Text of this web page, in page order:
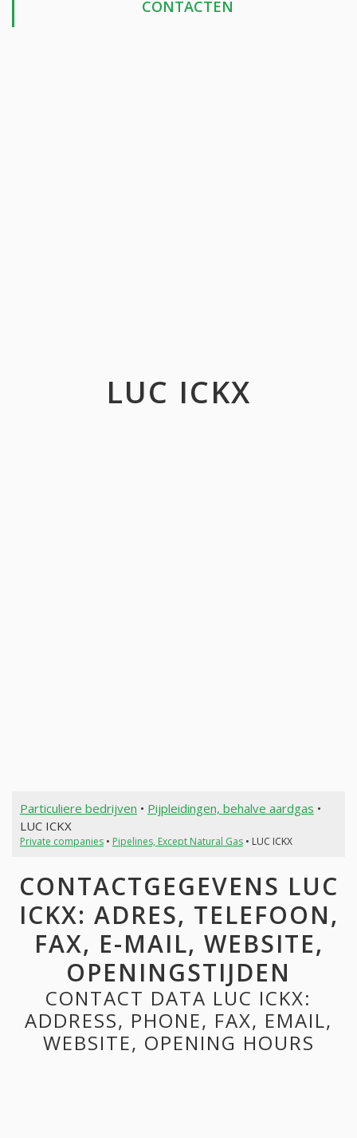
CONTACTEN
LUC ICKX
Particuliere bedrijven • Pijpleidingen, behalve aardgas •
LUC ICKX
Private companies• Pipelines, Except Natural Gas• LUC ICKX
CONTACTGEGEVENS LUC
ICKX: ADRES, TELEFOON,
FAX, E-MAIL, WEBSITE,
OPENINGSTIJDEN
CONTACT DATA LUC ICKX:
ADDRESS, PHONE, FAX, EMAIL,
WEBSITE, OPENING HOURS